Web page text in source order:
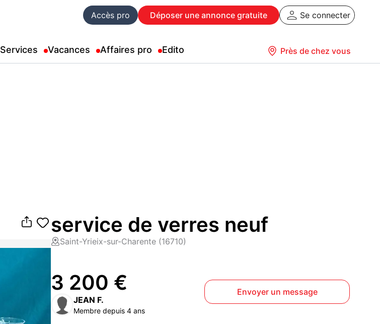
Accès pro Déposer une annonce gratuite Se connecter
Services Vacances Affaires pro Edito Près de chez vous
service de verres neuf
Saint-Yrieix-sur-Charente (16710)
3 200 €
JEAN F.
Membre depuis 4 ans
Envoyer un message